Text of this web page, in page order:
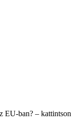
EU-ban? – kattintson